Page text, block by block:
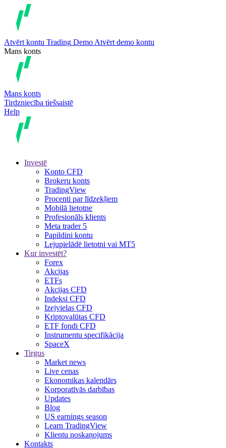
Atvērt kontu Trading Demo Atvērt demo kontu
Mans konts
Mans konts
Tirdzniecība tiešsaistē
Help
Investē
Konto CFD
Brokeru konts
TradingView
Procenti par līdzekļiem
Mobilā lietotne
Profesionāls klients
Meta trader 5
Papildini kontu
Lejupielādē lietotni vai MT5
Kur investēt?
Forex
Akcijas
ETFs
Akcijas CFD
Indeksi CFD
Izejvielas CFD
Kriptovalūtas CFD
ETF fondi CFD
Instrumentu specifikācija
SpaceX
Tirgus
Market news
Live cenas
Ekonomikas kalendārs
Korporatīvās darbības
Updates
Blog
US earnings season
Learn TradingView
Klientu noskaņojums
Kontakts